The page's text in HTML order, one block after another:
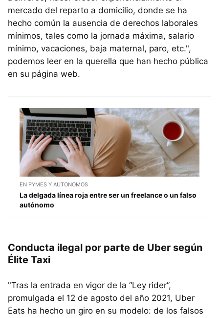
mercado del reparto a domicilio, donde se ha
hecho común la ausencia de derechos laborales
mínimos, tales como la jornada máxima, salario
mínimo, vacaciones, baja maternal, paro, etc.",
podemos leer en la querella que han hecho pública
en su página web.
EN PYMES Y AUTONOMOS
La delgada línea roja entre ser un freelance o un falso
autónomo
Conducta ilegal por parte de Uber según
Élite Taxi
"Tras la entrada en vigor de la “Ley rider”,
promulgada el 12 de agosto del año 2021, Uber
Eats ha hecho un giro en su modelo: de los falsos